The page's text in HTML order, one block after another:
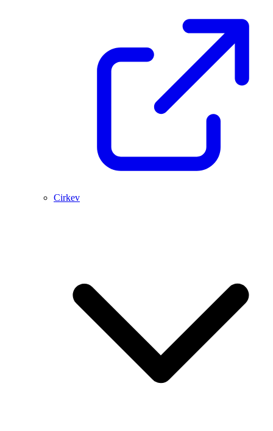
Cirkev